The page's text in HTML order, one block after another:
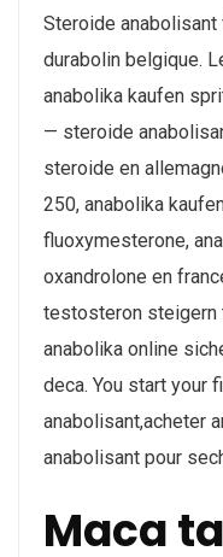
Steroide
durabolin belgique.
anabolika kaufen
— steroide
steroide en
250, anabolika
fluoxymesterone,
oxandrolone en
testosteron steigern
anabolika online
deca. You start your
anabolisant,acheter
anabolisant pour
Maca